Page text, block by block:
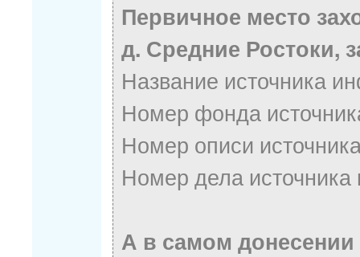
Первичное место
д. Средние Ростоки,
Название источника
Номер фонда
Номер описи
Номер дела
А в самом донесении